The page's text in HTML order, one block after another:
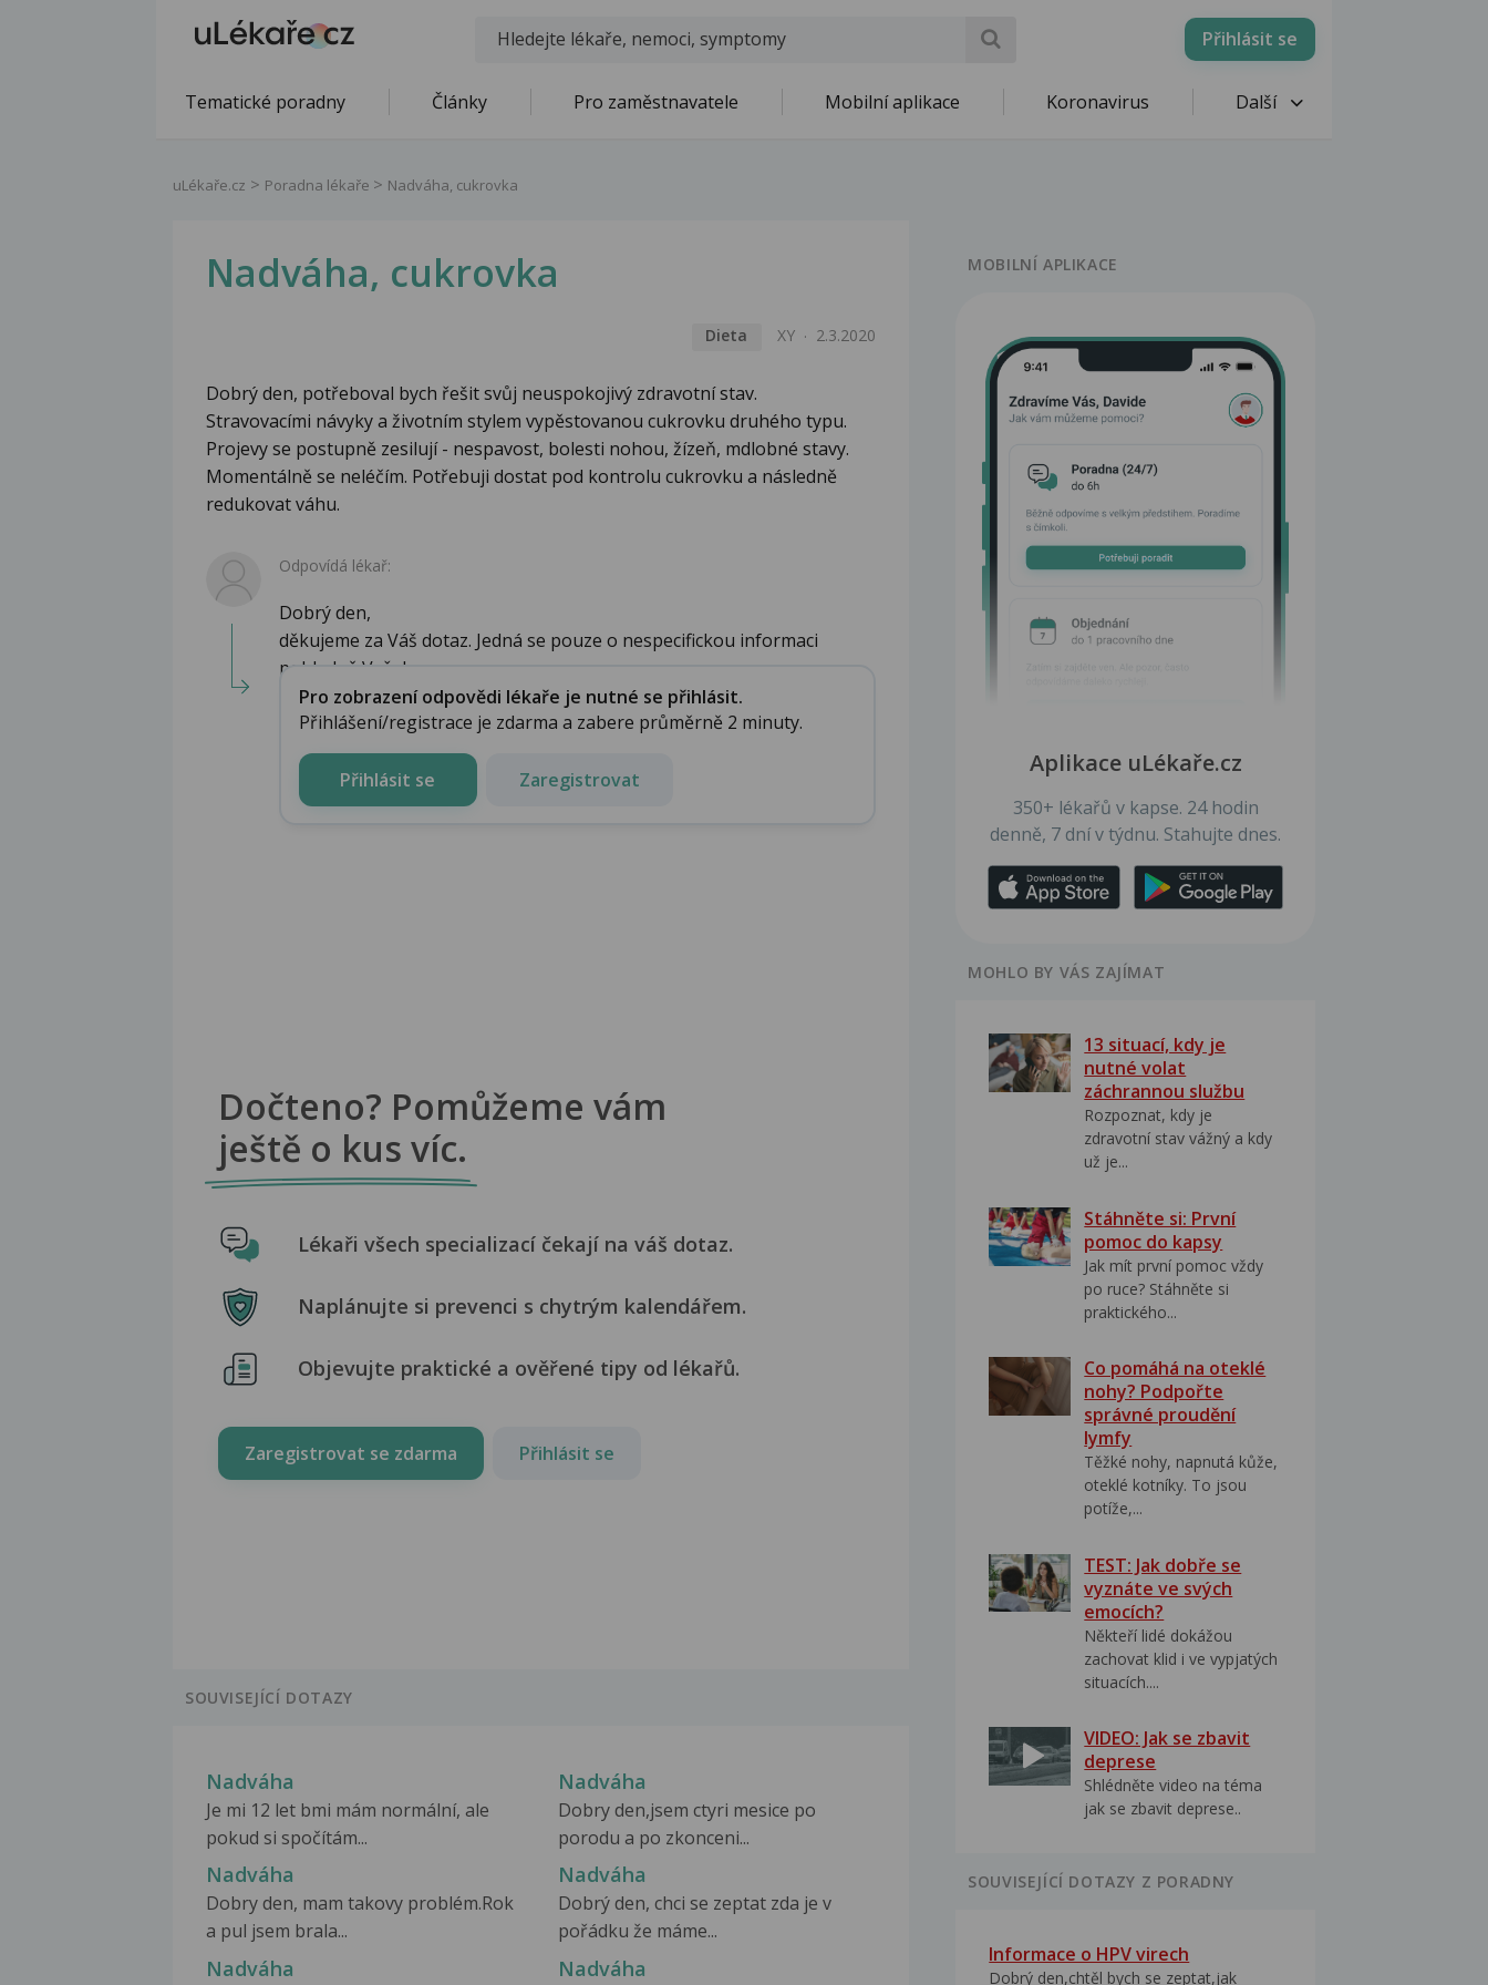
Přihlásit se
Tematické poradny Články Pro zaměstnavatele Mobilní aplikace Koronavirus Další
uLékaře.cz Poradna lékaře Nadváha, cukrovka
Nadváha, cukrovka
Dieta XY 2.3.2020
Dobrý den, potřeboval bych řešit svůj neuspokojivý zdravotní stav.
Stravovacími návyky a životním stylem vypěstovanou cukrovku druhého typu.
Projevy se postupně zesilují - nespavost, bolesti nohou, žízeň, mdlobné stavy.
Momentálně se neléčím. Potřebuji dostat pod kontrolu cukrovku a následně
redukovat váhu.
Odpovídá lékař:
Dobrý den,
děkujeme za Váš dotaz. Jedná se pouze o nespecifickou informaci
pohledně Vašeh...
Pro zobrazení odpovědi lékaře je nutné se přihlásit.
Přihlášení/registrace je zdarma a zabere průměrně 2 minuty.
Přihlásit se Zaregistrovat
Dočteno? Pomůžeme vám
ještě o kus víc.
Lékaři všech specializací čekají na váš dotaz.
Naplánujte si prevenci s chytrým kalendářem.
Objevujte praktické a ověřené tipy od lékařů.
Zaregistrovat se zdarma Přihlásit se
SOUVISEJÍCÍ DOTAZY
Nadváha
Je mi 12 let bmi mám normální, ale
pokud si spočítám...
Nadváha
Dobry den,jsem ctyri mesice po
porodu a po zkonceni...
Nadváha
Dobry den, mam takovy problém.Rok
a pul jsem brala...
Nadváha
Dobrý den, chci se zeptat zda je v
pořádku že máme...
Nadváha Nadváha
MOBILNÍ APLIKACE
Aplikace uLékaře.cz
350+ lékařů v kapse. 24 hodin
denně, 7 dní v týdnu. Stahujte dnes.
MOHLO BY VÁS ZAJÍMAT
13 situací, kdy je
nutné volat
záchrannou službu
Rozpoznat, kdy je
zdravotní stav vážný a kdy
už je...
Stáhněte si: První
pomoc do kapsy
Jak mít první pomoc vždy
po ruce? Stáhněte si
praktického...
Co pomáhá na oteklé
nohy? Podpořte
správné proudění
lymfy
Těžké nohy, napnutá kůže,
oteklé kotníky. To jsou
potíže,...
TEST: Jak dobře se
vyznáte ve svých
emocích?
Někteří lidé dokážou
zachovat klid i ve vypjatých
situacích....
VIDEO: Jak se zbavit
deprese
Shlédněte video na téma
jak se zbavit deprese..
SOUVISEJÍCÍ DOTAZY Z PORADNY
Informace o HPV virech
Dobrý den,chtěl bych se zeptat,jak